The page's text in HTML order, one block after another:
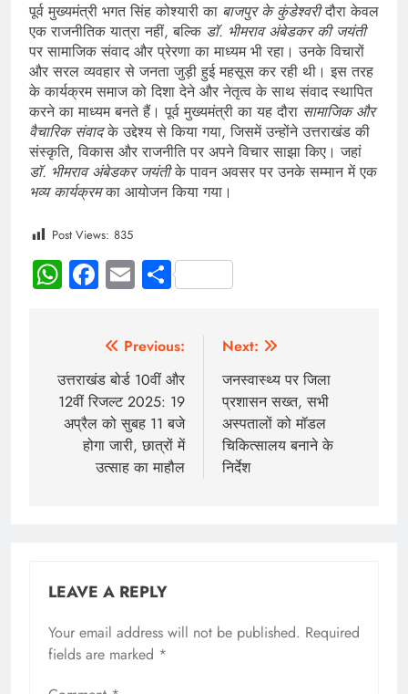
पूर्व मुख्यमंत्री भगत सिंह कोश्यारी का बाजपुर के कुंडेश्वरीदौरा केवल
एक राजनीतिक यात्रा नहीं, बल्कि डॉ. भीमराव अंबेडकर की जयंती
पर सामाजिक संवाद और प्रेरणा का माध्यम भी रहा। उनके विचारों
और सरल व्यवहार से जनता जुड़ी हुई महसूस कर रही थी। इस तरह
के कार्यक्रम समाज को दिशा देने और नेतृत्व के साथ संवाद स्थापित
करने का माध्यम बनते हैं। पूर्व मुख्यमंत्री का यह दौरा सामाजिक और
वैचारिक संवादके उद्देश्य से किया गया, जिसमें उन्होंने उत्तराखंड की
संस्कृति, विकास और राजनीति पर अपने विचार साझा किए। जहां
डॉ. भीमराव अंबेडकर जयंतीके पावन अवसर पर उनके सम्मान में एक
भव्य कार्यक्रमका आयोजन किया गया।
Post Views: 835
WhatsApp
Facebook
EmailShare
Previous:
उत्तराखंड बोर्ड 10वीं और
12वीं रिजल्ट 2025: 19
अप्रैल को सुबह 11 बजे
होगा जारी, छात्रों में
उत्साह का माहौल
Next:
जनस्वास्थ्य पर जिला
प्रशासन सख्त, सभी
अस्पतालों को मॉडल
चिकित्सालय बनाने के
निर्देश
LEAVE A REPLY
Your email address will not be published. Required
fields are marked *